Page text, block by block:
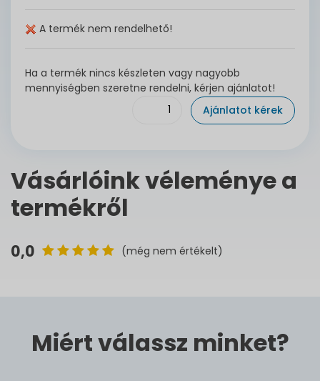
A termék nem rendelhető!
Ha a termék nincs készleten vagy nagyobb
mennyiségben szeretne rendelni, kérjen ajánlatot!
Ajánlatot kérek
Vásárlóink véleménye a
termékről
0,0 (még nem értékelt)
Miért válassz minket?